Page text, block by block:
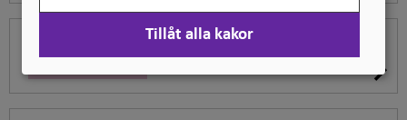
Arquiteto e Urbanista
Tillåt alla kakor